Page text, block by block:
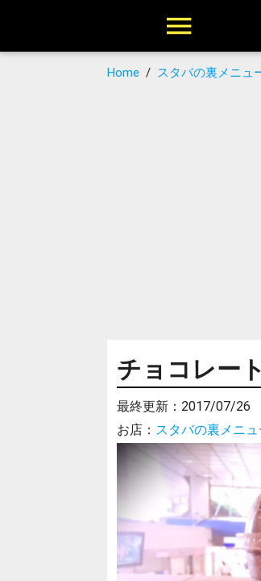
Home / スタバの裏メニュ
チョコレー
最終更新： 2017/07/26
お店： スタバの裏メニュ